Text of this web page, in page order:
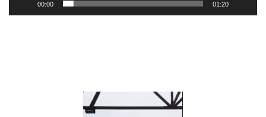
00:00 01:20
Видеоплеер